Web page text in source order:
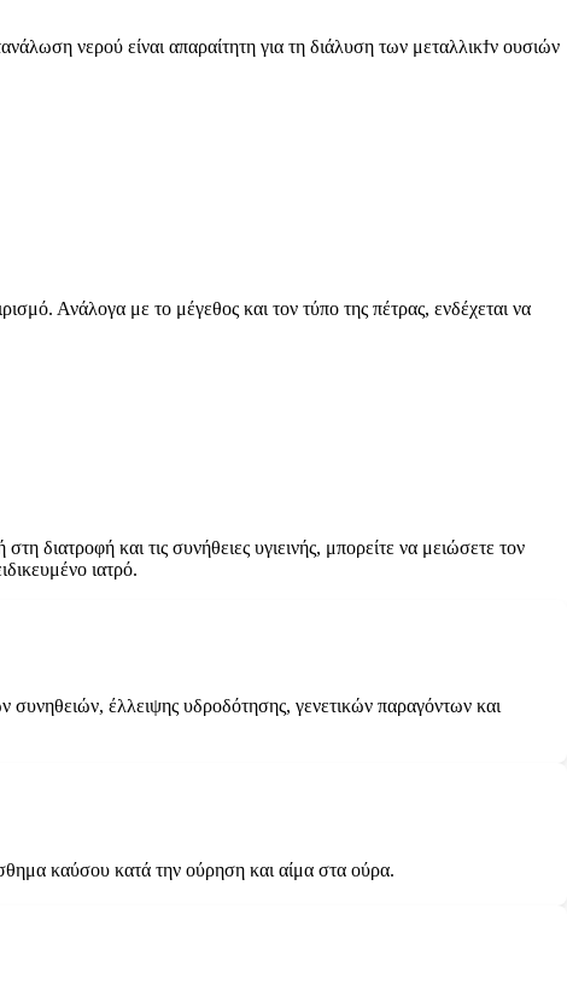
νερού είναι απαραίτητη για τη διάλυση των μεταλλικϯν ουσιών
Ανάλογα με το μέγεθος και τον τύπο της πέτρας, ενδέχεται να
διατροφή και τις συνήθειες υγιεινής, μπορείτε να μειώσετε τον
ιατρό.
έλλειψης υδροδότησης, γενετικών παραγόντων και
καύσου κατά την ούρηση και αίμα στα ούρα.